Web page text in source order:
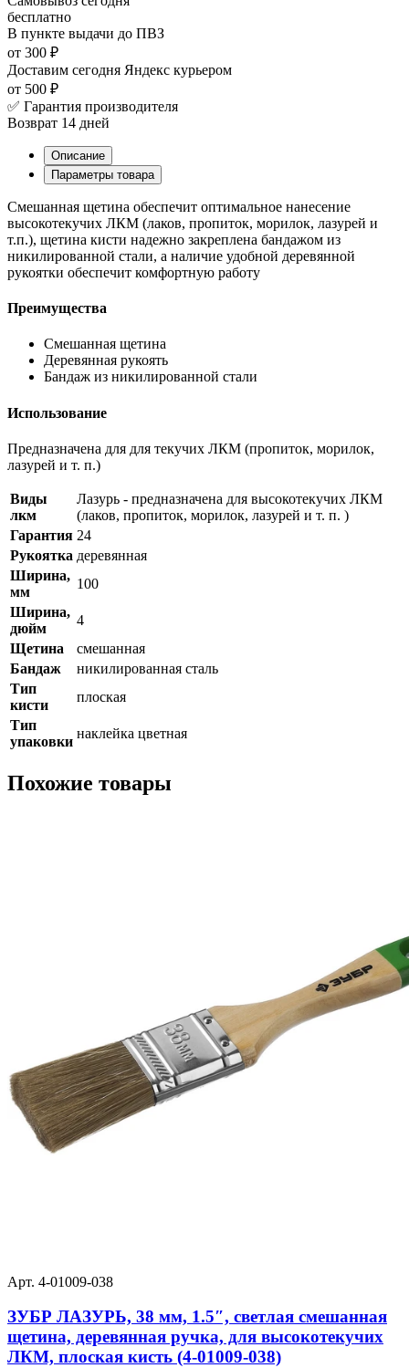
бесплатно
В пункте выдачи до ПВЗ
от 300 ₽
Доставим сегодня Яндекс курьером
от 500 ₽
✅ Гарантия производителя
Возврат 14 дней
Описание
Параметры товара
Смешанная щетина обеспечит оптимальное нанесение
высокотекучих ЛКМ (лаков, пропиток, морилок, лазурей и
т.п.), щетина кисти надежно закреплена бандажом из
никилированной стали, а наличие удобной деревянной
рукоятки обеспечит комфортную работу
Преимущества
Смешанная щетина
Деревянная рукоять
Бандаж из никилированной стали
Использование
Предназначена для для текучих ЛКМ (пропиток, морилок,
лазурей и т. п.)
Виды
лкм
Лазурь - предназначена для высокотекучих ЛКМ
(лаков, пропиток, морилок, лазурей и т. п. )
Гарантия 24
Рукоятка деревянная
Ширина,
мм
100
Ширина,
дюйм
4
Щетина
смешанная
Бандаж
никилированная сталь
Тип
кисти
плоская
Тип
упаковки
наклейка цветная
Похожие товары
Арт. 4-01009-038
ЗУБР ЛАЗУРЬ, 38 мм, 1.5″, светлая смешанная
щетина, деревянная ручка, для высокотекучих
ЛКМ, плоская кисть (4-01009-038)